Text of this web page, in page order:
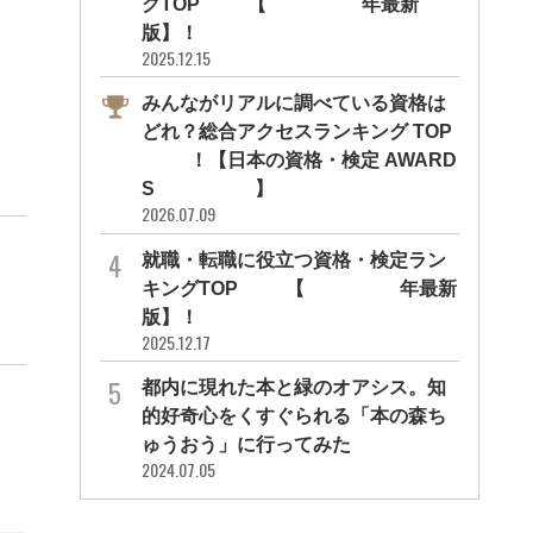
版】！
2025.12.15
みんながリアルに調べている資格は
どれ？総合アクセスランキング TOP
10！【日本の資格・検定 AWARD
S 2026】
2026.07.09
就職・転職に役立つ資格・検定ラン
キングTOP30【2026年最新
版】！
2025.12.17
都内に現れた本と緑のオアシス。知
的好奇心をくすぐられる「本の森ち
ゅうおう」に行ってみた
2024.07.05